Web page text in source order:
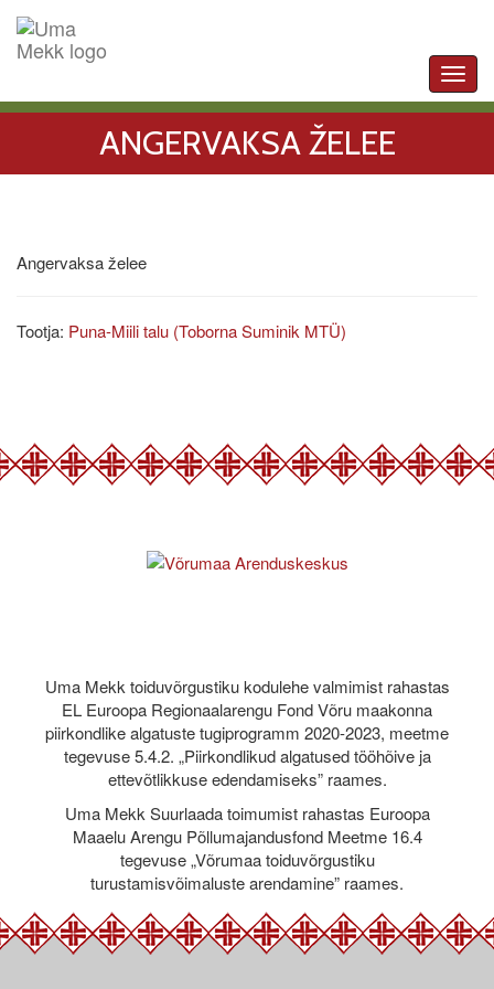
ANGERVAKSA ŽELEE
Angervaksa želee
Tootja: Puna-Miili talu (Toborna Suminik MTÜ)
Uma Mekk toiduvõrgustiku kodulehe valmimist rahastas
EL Euroopa Regionaalarengu Fond Võru maakonna
piirkondlike algatuste tugiprogramm 2020-2023, meetme
tegevuse 5.4.2. „Piirkondlikud algatused tööhõive ja
ettevõtlikkuse edendamiseks” raames.
Uma Mekk Suurlaada toimumist rahastas Euroopa
Maaelu Arengu Põllumajandusfond Meetme 16.4
tegevuse „Võrumaa toiduvõrgustiku
turustamisvõimaluste arendamine” raames.